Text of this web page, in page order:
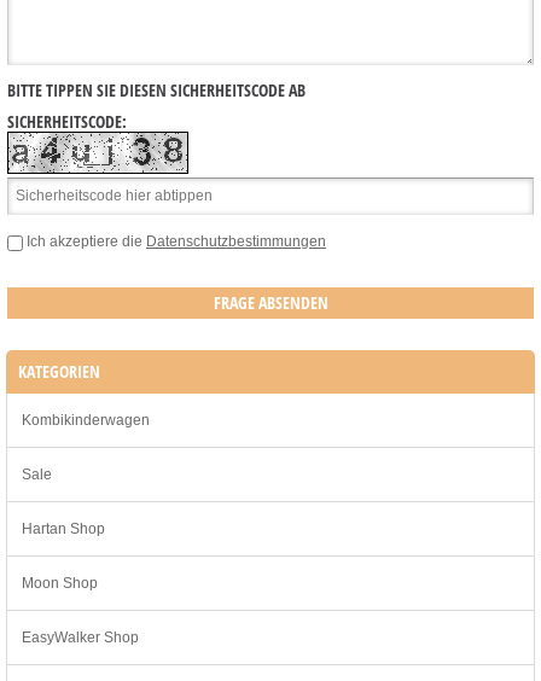
BITTE TIPPEN SIE DIESEN SICHERHEITSCODE AB
SICHERHEITSCODE:
Ich akzeptiere die Datenschutzbestimmungen
KATEGORIEN
Kombikinderwagen
Sale
Hartan Shop
Moon Shop
EasyWalker Shop